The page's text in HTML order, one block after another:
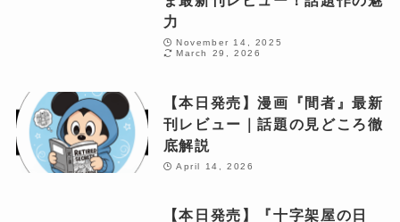
力
November 14, 2025
March 29, 2026
【本日発売】漫画『間者』最新
刊レビュー｜話題の見どころ徹
底解説
April 14, 2026
【本日発売】『十字架屋の日